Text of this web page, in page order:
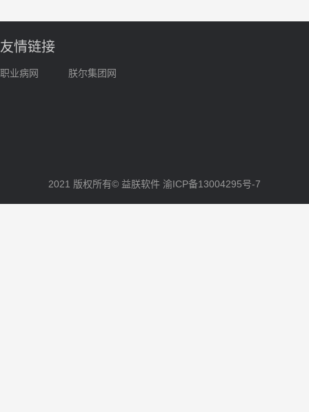
友情链接
职业病网 朕尔集团网
2021 版权所有© 益朕软件 渝ICP备13004295号-7